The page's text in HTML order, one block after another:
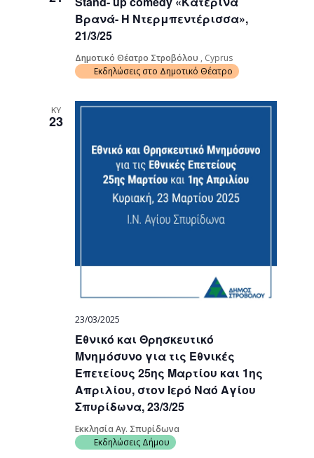
Βρανά- Η Ντερμπεντέρισσα»,
21/3/25
Δημοτικό Θέατρο Στροβόλου , Cyprus
Εκδηλώσεις στο Δημοτικό Θέατρο
ΚΥ
23
Εθνικό και Θρησκευτικό
Μνημόσυνο για τις Εθνικές
Επετείους 25ης Μαρτίου και 1ης
Απριλίου, στον Ιερό Ναό Αγίου
Σπυρίδωνα, 23/3/25
23/03/2025
Εκκλησία Αγ. Σπυρίδωνα
Εκδηλώσεις Δήμου